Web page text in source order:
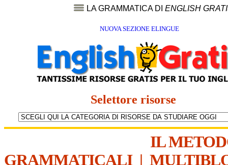
LA GRAMMATICA DI ENGLISH
NUOVA SEZIONE ELINGUE
Selettore risorse
IL
GRAMMATICALI|